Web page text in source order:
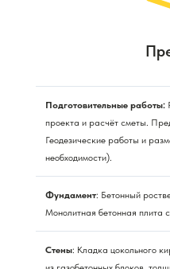
Подготовительные работы:
проекта и расчёт сметы.
Геодезические работы и
необходимости).
Фундамент: Бетонный
Монолитная бетонная плита
Стены: Кладка цокольного